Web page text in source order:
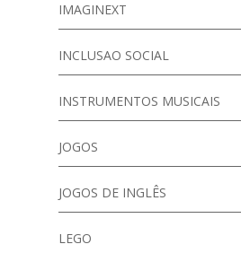
IMAGINEXT
INCLUSAO SOCIAL
INSTRUMENTOS MUSICAIS
JOGOS
JOGOS DE INGLÊS
LEGO